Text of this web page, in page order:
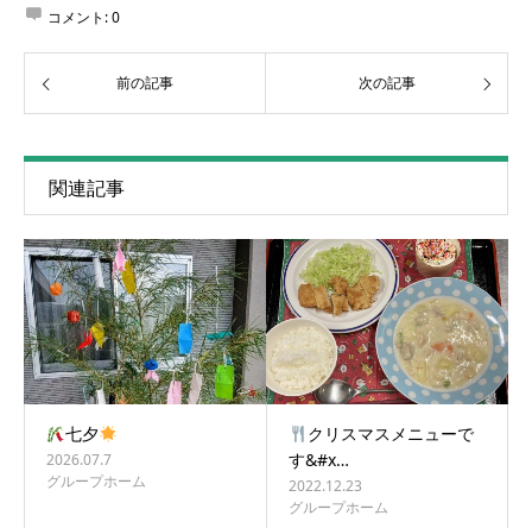
コメント:0
前の記事 次の記事
関連記事
七夕
2026.07.7
グループホーム
クリスマスメニューで
す&#x…
2022.12.23
グループホーム